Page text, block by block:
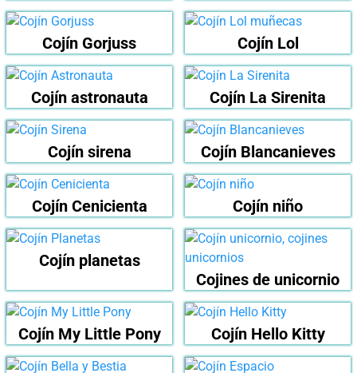
Cojín Gorjuss Cojín Lol
Cojín astronauta Cojín La Sirenita
Cojín sirena Cojín Blancanieves
Cojín Cenicienta Cojín niño
Cojín planetas
Cojines de unicornio
Cojín My Little Pony Cojín Hello Kitty